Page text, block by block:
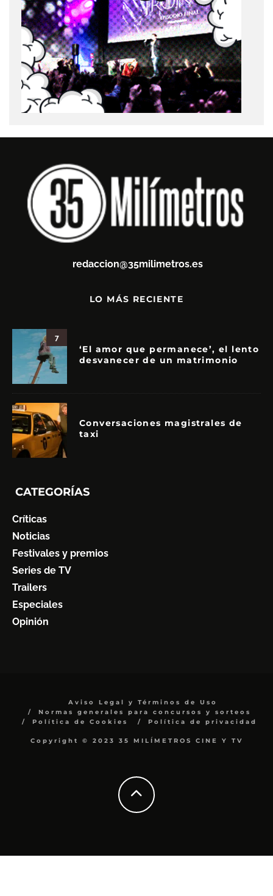
redaccion@35milimetros.es
LO MÁS RECIENTE
7
‘El amor que permanece’, el lento
desvanecer de un matrimonio
Conversaciones magistrales de
taxi
CATEGORÍAS
Críticas
Noticias
Festivales y premios
Series de TV
Trailers
Especiales
Opinión
Aviso Legal y Términos de Uso
Normas generales para concursos y sorteos
Política de Cookies
Política de privacidad
Copyright © 2023 35 MILÍMETROS CINE Y TV